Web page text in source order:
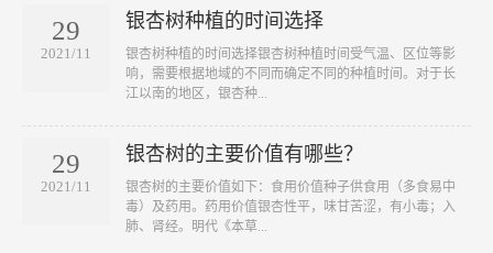
29
2021/11
银杏树种植的时间选择
银杏树种植的时间选择银杏树种植时间受气温、区位等影
响，需要根据地域的不同而确定不同的种植时间。对于长
江以南的地区，银杏种...
29
2021/11
银杏树的主要价值有哪些？
银杏树的主要价值如下：食用价值种子供食用（多食易中
毒）及药用。药用价值银杏性平，味甘苦涩，有小毒；入
肺、肾经。明代《本草...